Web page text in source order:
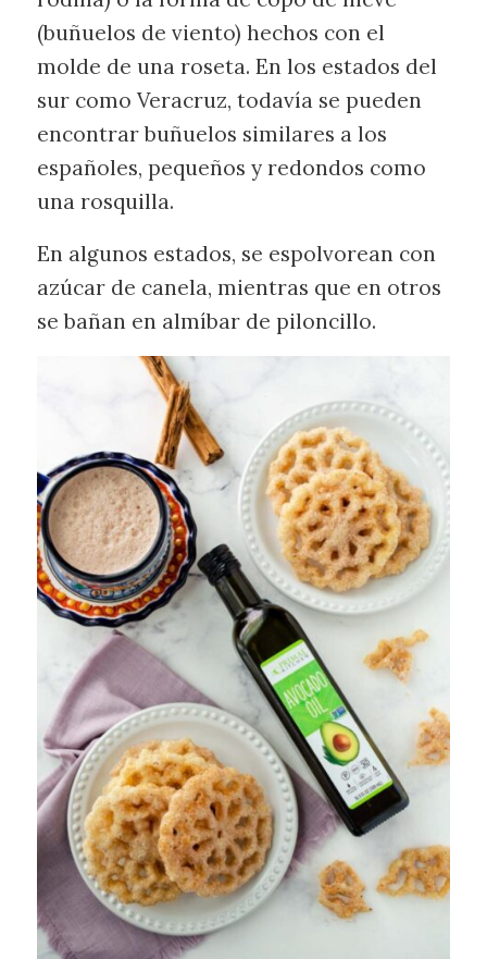
(buñuelos de viento) hechos con el
molde de una roseta. En los estados del
sur como Veracruz, todavía se pueden
encontrar buñuelos similares a los
españoles, pequeños y redondos como
una rosquilla.
En algunos estados, se espolvorean con
azúcar de canela, mientras que en otros
se bañan en almíbar de piloncillo.